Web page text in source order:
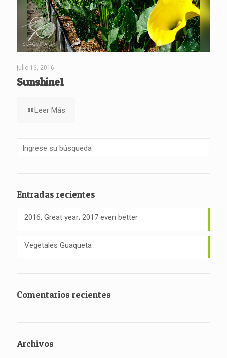
julio 16, 2016
Sunshine1
Leer Más
Entradas recientes
2016, Great year; 2017 even better
Vegetales Guaqueta
Comentarios recientes
Archivos